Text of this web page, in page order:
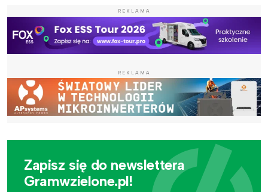
REKLAMA
REKLAMA
Zapisz się do newslettera
Gramwzielone.pl!